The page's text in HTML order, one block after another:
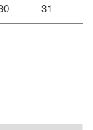
31